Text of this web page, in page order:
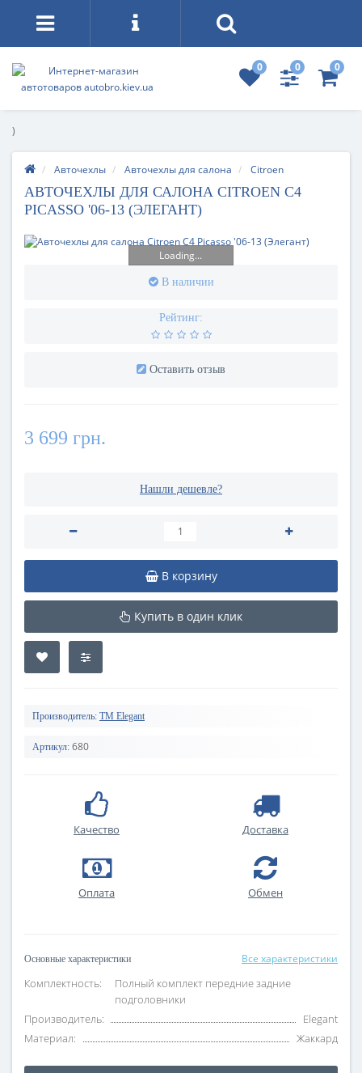
0 0 0
)
Авточехлы Авточехлы для салона Citroen
АВТОЧЕХЛЫ ДЛЯ САЛОНА CITROEN C4
PICASSO '06-13 (ЭЛЕГАНТ)
Loading...
В наличии
Рейтинг:
Оставить отзыв
3 699 грн.
Нашли дешевле?
В корзину
Купить в один клик
Производитель: TM Elegant
Артикул: 680
Качество Доставка
Оплата Обмен
Основные характеристики Все характеристики
Комплектность:
Полный комплект передние задние
подголовники
Производитель:
Elegant
Материал:
Жаккард